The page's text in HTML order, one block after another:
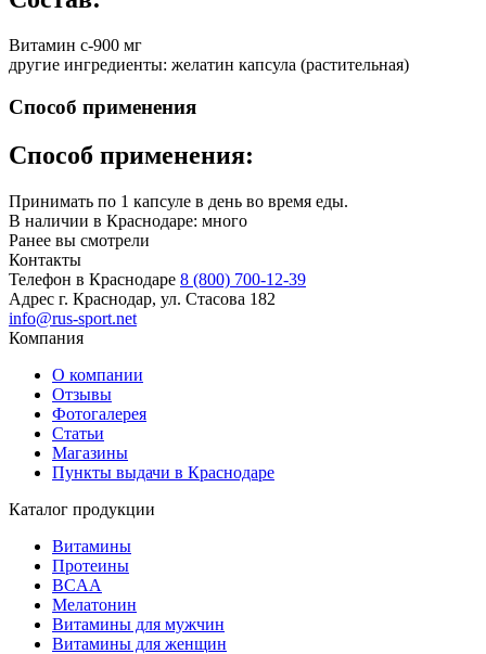
Витамин с-900 мг
другие ингредиенты: желатин капсула (растительная)
Способ применения
Способ применения:
Принимать по 1 капсуле в день во время еды.
В наличии в Краснодаре: много
Ранее вы смотрели
Контакты
Телефон в Краснодаре 8 (800) 700-12-39
Адрес г. Краснодар, ул. Стасова 182
info@rus-sport.net
Компания
О компании
Отзывы
Фотогалерея
Статьи
Магазины
Пункты выдачи в Краснодаре
Каталог продукции
Витамины
Протеины
BCAA
Мелатонин
Витамины для мужчин
Витамины для женщин